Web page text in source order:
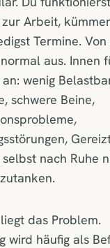
zur Arbeit,
Termine.
aus. Innen
wenig
schwere Beine,
nach Ruhe
das Problem.
wird häufig als